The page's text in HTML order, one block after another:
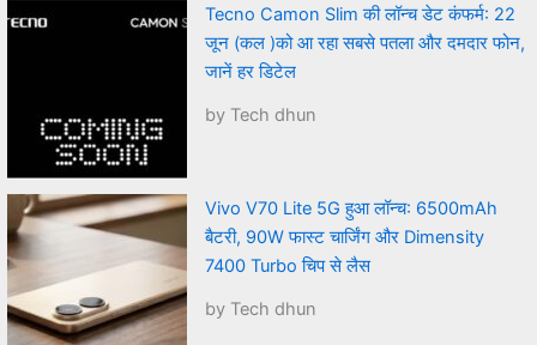
Tecno Camon Slim की लॉन्च डेट कंफर्म: 22
जून (कल )को आ रहा सबसे पतला और दमदार फोन,
जानें हर डिटेल
by Tech dhun
Vivo V70 Lite 5G हुआ लॉन्च: 6500mAh
बैटरी, 90W फास्ट चार्जिंग और Dimensity
7400 Turbo चिप से लैस
by Tech dhun